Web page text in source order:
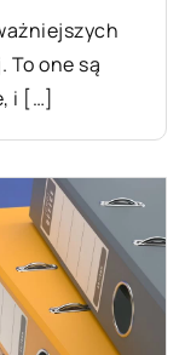
one są
i […]